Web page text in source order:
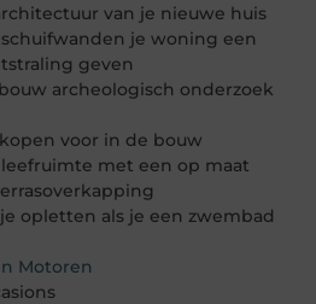
van je nieuwe huis
je woning een
geven
archeologisch onderzoek
voor in de bouw
met een op maat
opletten als je een zwembad
Motoren